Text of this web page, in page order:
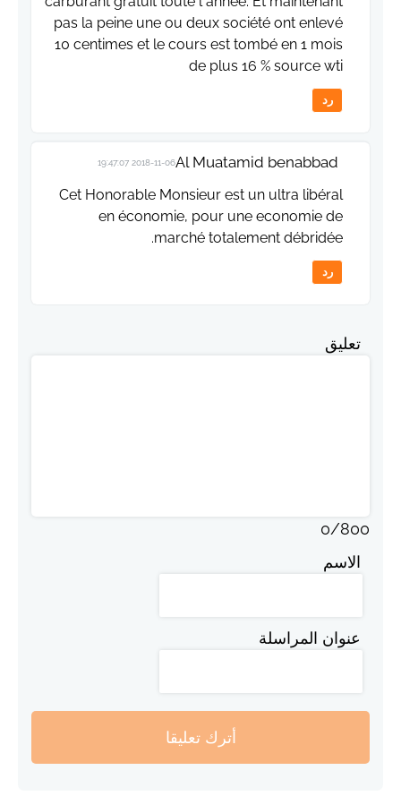
pas la peine une ou deux société ont enlevé
10 centimes et le cours est tombé en 1 mois
de plus 16 % source wti
رد
Al Muatamid benabbad
2018-11-06 19:47:07
Cet Honorable Monsieur est un ultra libéral
en économie, pour une economie de
marché totalement débridée.
رد
تعليق
0/800
الاسم
عنوان المراسلة
أترك تعليقا